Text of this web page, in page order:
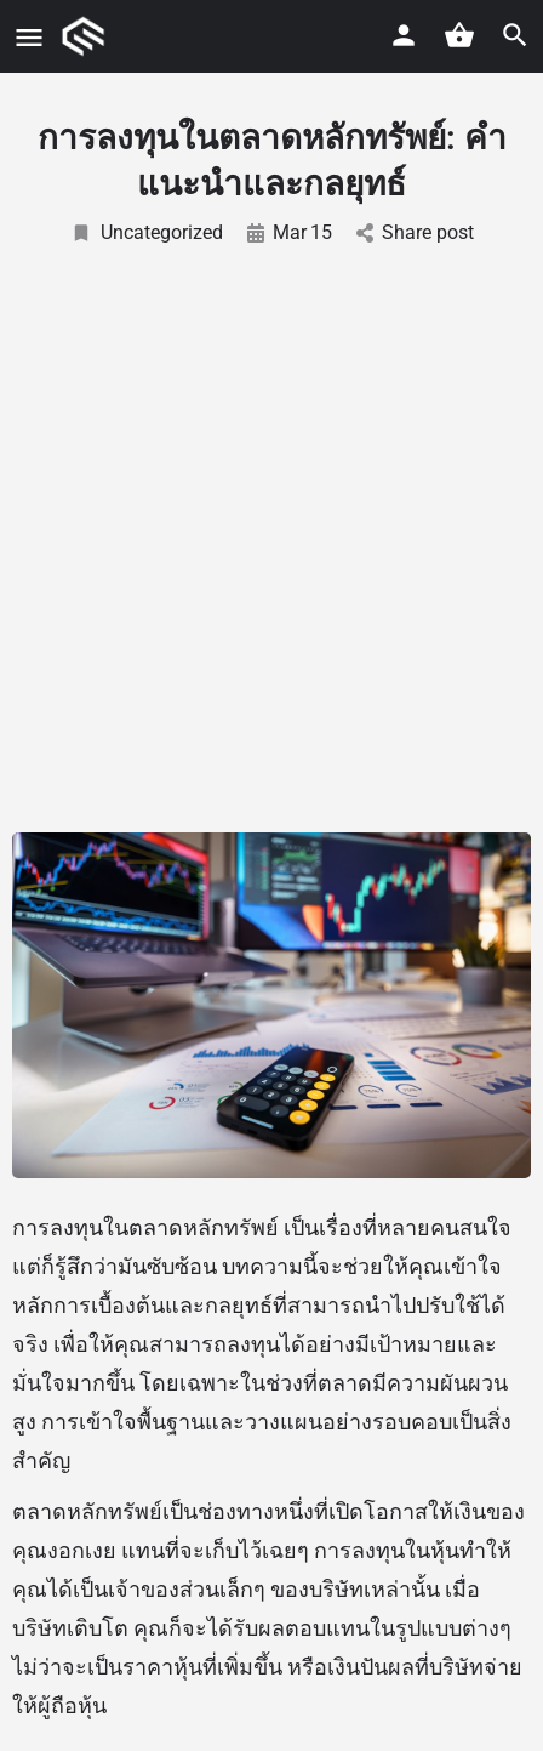
การลงทุนในตลาดหลักทรัพย์: คำ
แนะนำและกลยุทธ์
Uncategorized Mar 15 Share post
การลงทุนในตลาดหลักทรัพย์ เป็นเรื่องที่หลายคนสนใจ
แต่ก็รู้สึกว่ามันซับซ้อน บทความนี้จะช่วยให้คุณเข้าใจ
หลักการเบื้องต้นและกลยุทธ์ที่สามารถนำไปปรับใช้ได้
จริง เพื่อให้คุณสามารถลงทุนได้อย่างมีเป้าหมายและ
มั่นใจมากขึ้น โดยเฉพาะในช่วงที่ตลาดมีความผันผวน
สูง การเข้าใจพื้นฐานและวางแผนอย่างรอบคอบเป็นสิ่ง
สำคัญ
ตลาดหลักทรัพย์เป็นช่องทางหนึ่งที่เปิดโอกาสให้เงินของ
คุณงอกเงย แทนที่จะเก็บไว้เฉยๆ การลงทุนในหุ้นทำให้
คุณได้เป็นเจ้าของส่วนเล็กๆ ของบริษัทเหล่านั้น เมื่อ
บริษัทเติบโต คุณก็จะได้รับผลตอบแทนในรูปแบบต่างๆ
ไม่ว่าจะเป็นราคาหุ้นที่เพิ่มขึ้น หรือเงินปันผลที่บริษัทจ่าย
ให้ผู้ถือหุ้น